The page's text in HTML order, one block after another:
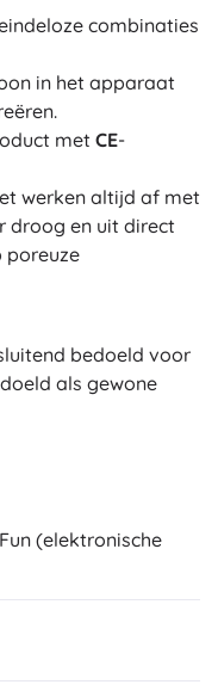
combinaties
in het apparaat
met CE-
werken altijd af met
droog en uit direct
poreuze
bedoeld voor
als gewone
(elektronische